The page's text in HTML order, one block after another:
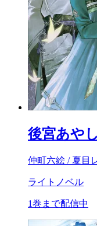
後宮あや
仲町六絵 / 夏目
ライトノベル
1巻まで配信中